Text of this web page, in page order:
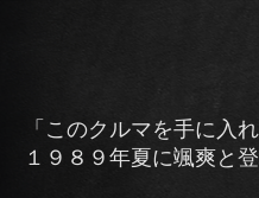
「このクルマを手に入
１９８９年夏に颯爽と